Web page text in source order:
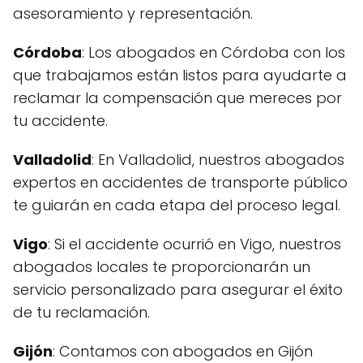
asesoramiento y representación.
Córdoba: Los abogados en Córdoba con los
que trabajamos están listos para ayudarte a
reclamar la compensación que mereces por
tu accidente.
Valladolid: En Valladolid, nuestros abogados
expertos en accidentes de transporte público
te guiarán en cada etapa del proceso legal.
Vigo: Si el accidente ocurrió en Vigo, nuestros
abogados locales te proporcionarán un
servicio personalizado para asegurar el éxito
de tu reclamación.
Gijón: Contamos con abogados en Gijón